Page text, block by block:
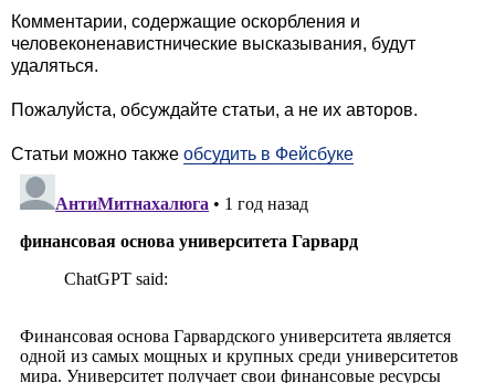
Комментарии, содержащие оскорбления и
человеконенавистнические высказывания, будут
удаляться.
Пожалуйста, обсуждайте статьи, а не их авторов.
Статьи можно также обсудить в Фейсбуке